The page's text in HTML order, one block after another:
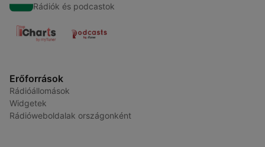
Rádiók és podcastok
Erőforrások
Rádióállomások
Widgetek
Rádióweboldalak országonként